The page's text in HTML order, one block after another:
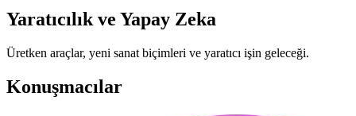
Yaratıcılık ve Yapay Zeka
Üretken araçlar, yeni sanat biçimleri ve yaratıcı işin geleceği.
Konuşmacılar